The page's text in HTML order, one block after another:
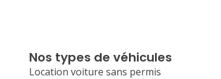
Nos types de véhicules
Location voiture sans permis